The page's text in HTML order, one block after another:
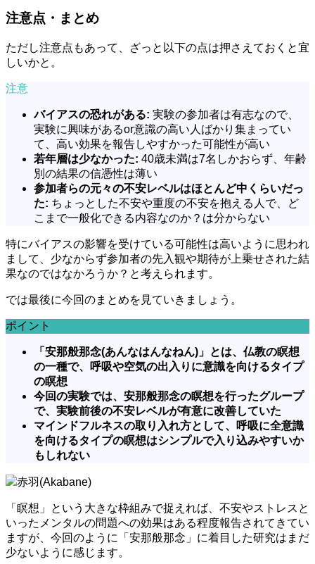
注意点・まとめ
ただし注意点もあって、ざっと以下の点は押さえておくと宜
しいかと。
注意
バイアスの恐れがある: 実験の参加者は有志なので、
実験に興味があるor意識の高い人ばかり集まってい
て、高い効果を報告しやすかった可能性が高い
若年層は少なかった: 40歳未満は7名しかおらず、年齢
別の結果の信憑性は薄い
参加者らの元々の不安レベルはほとんど中くらいだっ
た: ちょっとした不安や重度の不安を抱える人で、ど
こまで一般化できる内容なのか？は分からない
特にバイアスの影響を受けている可能性は高いように思われ
まして、少なからず参加者の先入観や期待が上乗せされた結
果なのではなかろうか？と考えられます。
では最後に今回のまとめを見ていきましょう。
ポイント
「安那般那念(あんなはんなねん)」とは、仏教の瞑想
の一種で、呼吸や空気の出入りに意識を向けるタイプ
の瞑想
今回の実験では、安那般那念の瞑想を行ったグループ
で、実験前後の不安レベルが有意に改善していた
マインドフルネスの取り入れ方として、呼吸に全意識
を向けるタイプの瞑想はシンプルで入り込みやすいか
もしれない
赤羽(Akabane)
「瞑想」という大きな枠組みで捉えれば、不安やストレスと
いったメンタルの問題への効果はある程度報告されてきてい
ますが、今回のように「安那般那念」に着目した研究はまだ
少ないように感じます。